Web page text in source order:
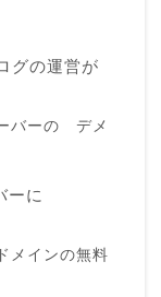
グの運営が
バーの デメ
ーに
メインの無料